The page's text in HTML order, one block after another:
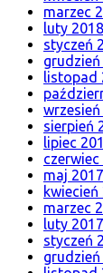
marzec
luty 2018
styczeń
grudzień
listopad
sierpień
lipiec
czerwiec
maj 2017
kwiecień
marzec
luty 2017
styczeń
grudzień